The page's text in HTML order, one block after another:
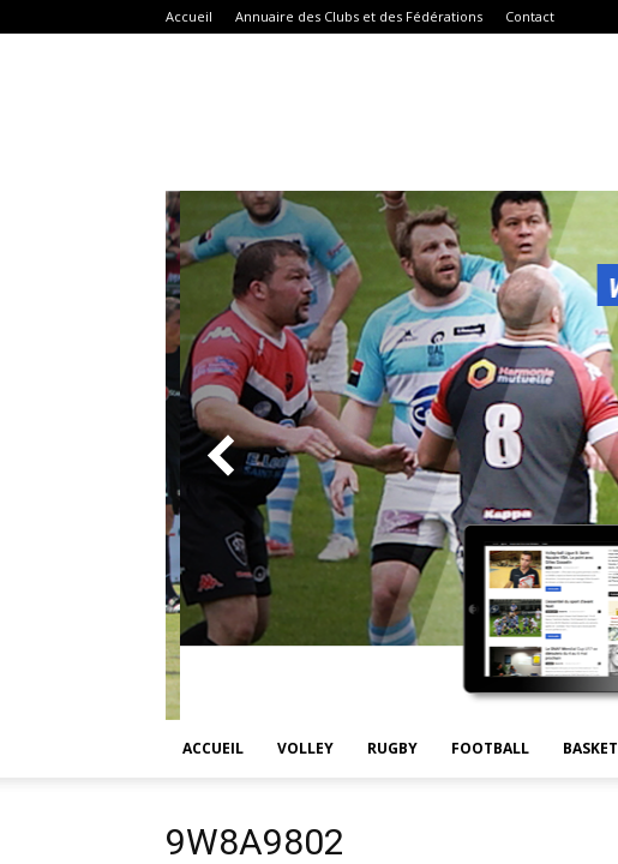
Accueil Annuaire des Clubs et des Fédérations Contact
ACCUEIL VOLLEY RUGBY FOOTBALL BASKET
9W8A9802